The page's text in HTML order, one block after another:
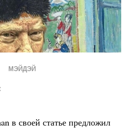
МЭЙДЭЙ
в своей статье предложил